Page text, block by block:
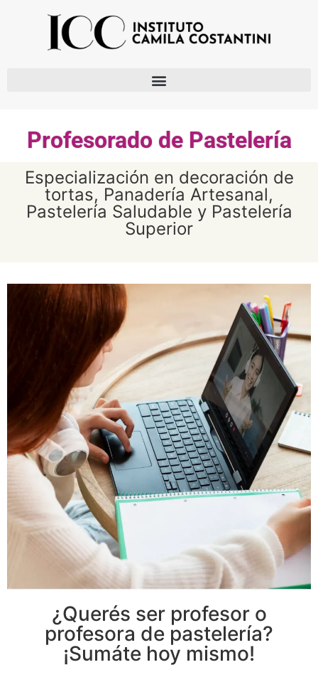
Profesorado de Pastelería
Especialización en decoración de
tortas, Panadería Artesanal,
Pastelería Saludable y Pastelería
Superior
¿Querés ser profesor o
profesora de pastelería?
¡Sumáte hoy mismo!